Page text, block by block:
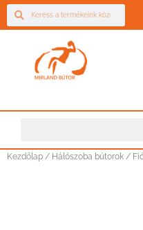
Kezdőlap / Hálószoba bútorok /